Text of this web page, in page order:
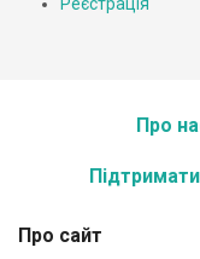
Про
Підтримати
Про сайт